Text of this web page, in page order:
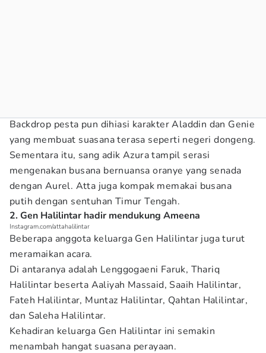
Backdrop pesta pun dihiasi karakter Aladdin dan Genie
yang membuat suasana terasa seperti negeri dongeng.
Sementara itu, sang adik Azura tampil serasi
mengenakan busana bernuansa oranye yang senada
dengan Aurel. Atta juga kompak memakai busana
putih dengan sentuhan Timur Tengah.
2. Gen Halilintar hadir mendukung Ameena
Instagram.com/attahalilintar
Beberapa anggota keluarga Gen Halilintar juga turut
meramaikan acara.
Di antaranya adalah Lenggogaeni Faruk, Thariq
Halilintar beserta Aaliyah Massaid, Saaih Halilintar,
Fateh Halilintar, Muntaz Halilintar, Qahtan Halilintar,
dan Saleha Halilintar.
Kehadiran keluarga Gen Halilintar ini semakin
menambah hangat suasana perayaan.